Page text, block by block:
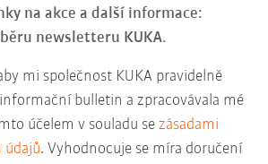
na akce a další informace:
newsletteru KUKA.
mi společnost KUKA pravidelně
bulletin a zpracovávala mé
účelem v souladu sezásadami
údajů. Vyhodnocuje se míra doručení